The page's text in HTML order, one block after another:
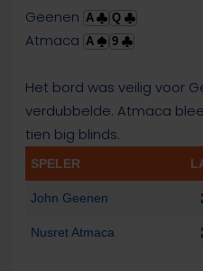
Geenen A Q
Atmaca A 9
Het bord was veilig voor
verdubbelde. Atmaca
tien big blinds.
SPELER
John Geenen
Nusret Atmaca